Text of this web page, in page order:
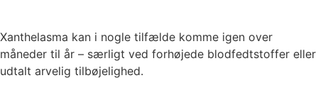
Xanthelasma kan i nogle tilfælde komme igen over
måneder til år – særligt ved forhøjede blodfedtstoffer eller
udtalt arvelig tilbøjelighed.